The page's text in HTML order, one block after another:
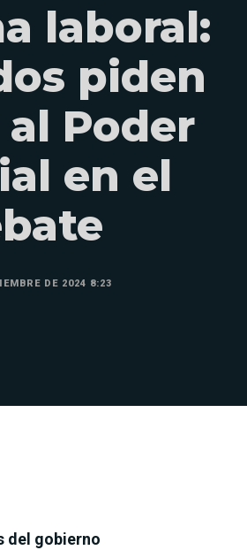
laboral:
piden
Poder
en el
DE 2024 8:23
del gobierno